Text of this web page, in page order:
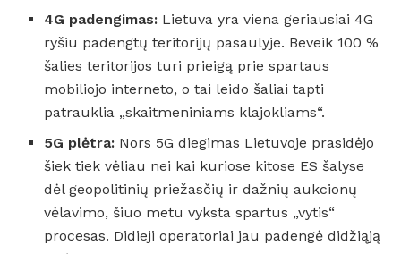
4G padengimas: Lietuva yra viena geriausiai 4G
ryšiu padengtų teritorijų pasaulyje. Beveik 100 %
šalies teritorijos turi prieigą prie spartaus
mobiliojo interneto, o tai leido šaliai tapti
patrauklia „skaitmeniniams klajokliams“.
5G plėtra: Nors 5G diegimas Lietuvoje prasidėjo
šiek tiek vėliau nei kai kuriose kitose ES šalyse
dėl geopolitinių priežasčių ir dažnių aukcionų
vėlavimo, šiuo metu vyksta spartus „vytis“
procesas. Didieji operatoriai jau padengė didžiąją